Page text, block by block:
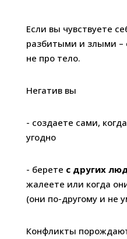
Если вы чувствуете
разбитыми и злыми –
не про тело.
Негатив вы
- создаете сами,
угодно
- берете с других
жалеете или когда
(они по-другому и не
Конфликты